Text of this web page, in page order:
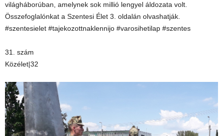
világháborúban, amelynek sok millió lengyel áldozata volt.
Összefoglalónkat a Szentesi Élet 3. oldalán olvashatják.
#szentesielet #tajekozottnaklennijo #varosihetilap #szentes
31. szám
Közélet|32